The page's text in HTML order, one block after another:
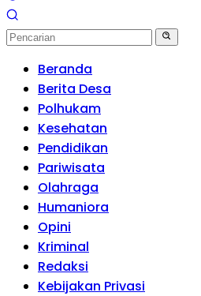
Beranda
Berita Desa
Polhukam
Kesehatan
Pendidikan
Pariwisata
Olahraga
Humaniora
Opini
Kriminal
Redaksi
Kebijakan Privasi